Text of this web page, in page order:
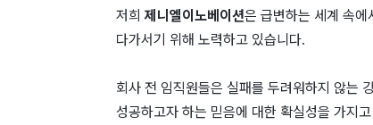
저희제니엘이노베이션은 급변하는 세계 속에
다가서기 위해 노력하고 있습니다.
회사 전 임직원들은 실패를 두려워하지 않는
성공하고자 하는 믿음에 대한 확실성을 가지